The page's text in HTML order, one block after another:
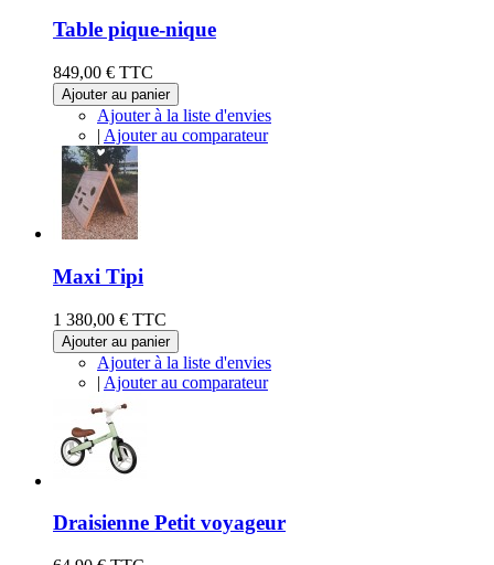
Table pique-nique
849,00 € TTC
Ajouter au panier
Ajouter à la liste d'envies
| Ajouter au comparateur
Maxi Tipi
1 380,00 € TTC
Ajouter au panier
Ajouter à la liste d'envies
| Ajouter au comparateur
Draisienne Petit voyageur